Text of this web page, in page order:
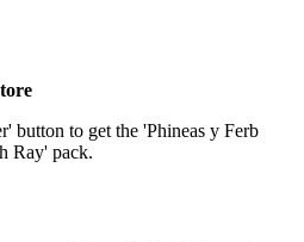
button to get the 'Phineas y Ferb
Ray' pack.